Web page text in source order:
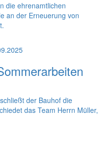
die ehrenamtlichen
an der Erneuerung von
der Bauhof die
das Team Herrn Müller,